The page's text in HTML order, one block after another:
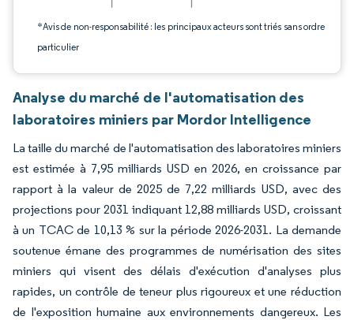
*Avis de non-responsabilité : les principaux acteurs sont triés sans ordre
particulier
Analyse du marché de l'automatisation des
laboratoires miniers par Mordor Intelligence
La taille du marché de l'automatisation des laboratoires miniers
est estimée à 7,95 milliards USD en 2026, en croissance par
rapport à la valeur de 2025 de 7,22 milliards USD, avec des
projections pour 2031 indiquant 12,88 milliards USD, croissant
à un TCAC de 10,13 % sur la période 2026-2031. La demande
soutenue émane des programmes de numérisation des sites
miniers qui visent des délais d'exécution d'analyses plus
rapides, un contrôle de teneur plus rigoureux et une réduction
de l'exposition humaine aux environnements dangereux. Les